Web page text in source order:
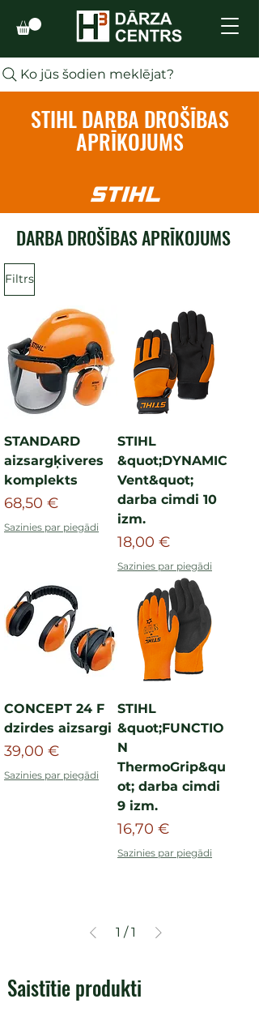
Ko jūs šodien meklējat?
STIHL DARBA DROŠĪBAS
APRĪKOJUMS
DARBA DROŠĪBAS APRĪKOJUMS
Filtrs
STANDARD
aizsargķiveres
komplekts
Cena
68,50 €
Sazinies par piegādi
STIHL
&quot;DYNAMIC
Vent&quot;
darba cimdi 10
izm.
Cena
18,00 €
Sazinies par piegādi
CONCEPT 24 F
dzirdes aizsargi
Cena
39,00 €
Sazinies par piegādi
STIHL
&quot;FUNCTIO
N
ThermoGrip&qu
ot; darba cimdi
9 izm.
Cena
16,70 €
Sazinies par piegādi
1 / 1
Saistītie produkti